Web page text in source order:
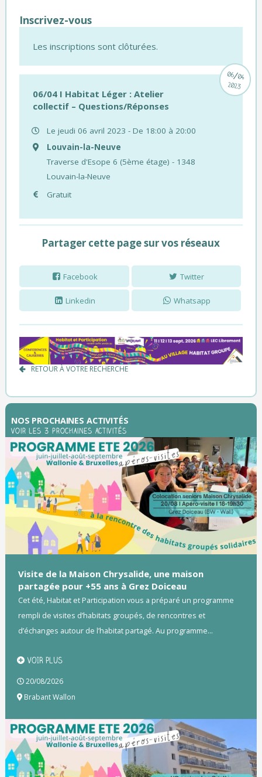
Inscrivez-vous
Les inscriptions sont clôturées.
06/04 I Habitat Léger : Atelier
collectif – Questions/Réponses
Le jeudi 06 avril 2023 - De 18:00 à 20:00
Louvain-la-Neuve
Traverse d'Esope 6 (5ème étage) - 1348
Louvain-la-Neuve
Gratuit
06/04
2023
Partager cette page sur vos réseaux
Facebook Twitter
Linkedin Whatsapp
RETOUR À VOTRE RECHERCHE
NOS PROCHAINES ACTIVITÉS
Voir les 3 prochaines activités
Visite de la Maison Chrysalide, une maison
partagée pour +55 ans à Grez Doiceau
Cet été, Habitat et Participation vous a préparé un programme
rempli de visites d’habitats groupés, de rencontres et
d’échanges autour de l’habitat partagé. Au programme...
VOIR PLUS
20/08/2026
Brabant Wallon